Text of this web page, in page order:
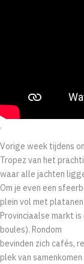
.
Vorige week tijdens
Tropez van het
waar alle jachten
Om je even een
plein vol met
Provinciaalse markt
boules). Rondom
bevinden zich cafés,
plek van